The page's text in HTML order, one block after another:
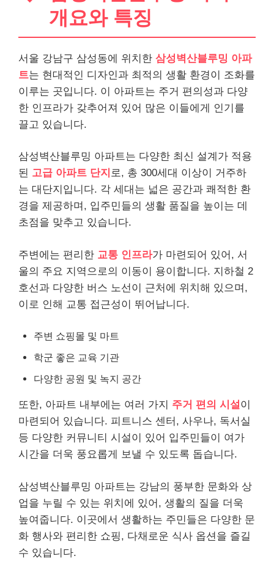
개요와 특징
서울 강남구 삼성동에 위치한 삼성벽산블루밍 아파
트는 현대적인 디자인과 최적의 생활 환경이 조화를
이루는 곳입니다. 이 아파트는 주거 편의성과 다양
한 인프라가 갖추어져 있어 많은 이들에게 인기를
끌고 있습니다.
삼성벽산블루밍 아파트는 다양한 최신 설계가 적용
된 고급 아파트 단지 로, 총 300세대 이상이 거주하
는 대단지입니다. 각 세대는 넓은 공간과 쾌적한 환
경을 제공하며, 입주민들의 생활 품질을 높이는 데
초점을 맞추고 있습니다.
주변에는 편리한 교통 인프라가 마련되어 있어, 서
울의 주요 지역으로의 이동이 용이합니다. 지하철 2
호선과 다양한 버스 노선이 근처에 위치해 있으며,
이로 인해 교통 접근성이 뛰어납니다.
주변 쇼핑몰 및 마트
학군 좋은 교육 기관
다양한 공원 및 녹지 공간
또한, 아파트 내부에는 여러 가지 주거 편의 시설이
마련되어 있습니다. 피트니스 센터, 사우나, 독서실
등 다양한 커뮤니티 시설이 있어 입주민들이 여가
시간을 더욱 풍요롭게 보낼 수 있도록 돕습니다.
삼성벽산블루밍 아파트는 강남의 풍부한 문화와 상
업을 누릴 수 있는 위치에 있어, 생활의 질을 더욱
높여줍니다. 이곳에서 생활하는 주민들은 다양한 문
화 행사와 편리한 쇼핑, 다채로운 식사 옵션을 즐길
수 있습니다.